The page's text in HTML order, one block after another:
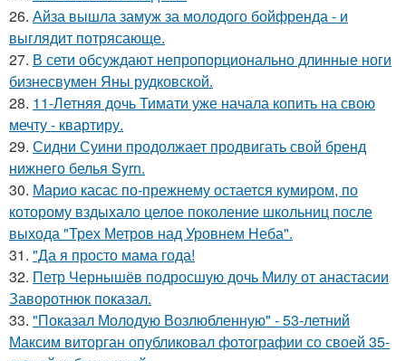
26. Айза вышла замуж за молодого бойфренда - и
выглядит потрясающе.
27. В сети обсуждают непропорционально длинные ноги
бизнесвумен Яны рудковской.
28. 11-Летняя дочь Тимати уже начала копить на свою
мечту - квартиру.
29. Сидни Суини продолжает продвигать свой бренд
нижнего белья Syrn.
30. Марио касас по-прежнему остается кумиром, по
которому вздыхало целое поколение школьниц после
выхода "Трех Метров над Уровнем Неба".
31. "Да я просто мама года!
32. Петр Чернышёв подросшую дочь Милу от анастасии
Заворотнюк показал.
33. "Показал Молодую Возлюбленную" - 53-летний
Максим виторган опубликовал фотографии со своей 35-